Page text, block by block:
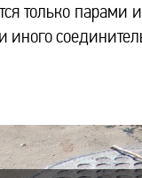
только парами
иного